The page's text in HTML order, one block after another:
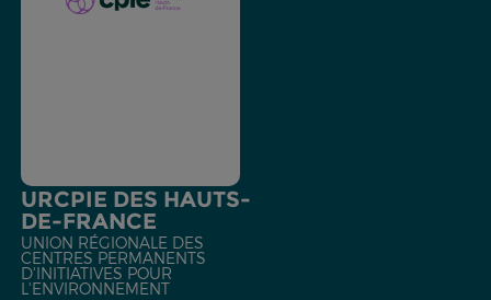
URCPIE DES HAUTS-
DE-FRANCE
UNION RÉGIONALE DES
CENTRES PERMANENTS
D'INITIATIVES POUR
L'ENVIRONNEMENT